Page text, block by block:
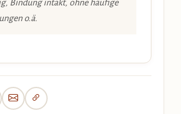
Bindung intakt, ohne häufige
o.ä.